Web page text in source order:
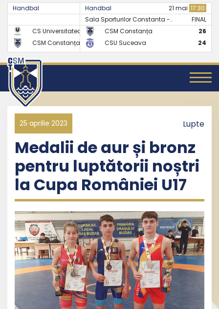
Handbal 07 mai
FINAL
CS Universitatea Cluj
24
CSM Constanța
27
Handbal 21 mai 17:30
Sala Sporturilor Constanta -..
FINAL
CSM Constanța
26
CSU Suceava
24
25 aprilie 2023 Lupte
Medalii de aur și bronz
pentru luptătorii noștri
la Cupa României U17